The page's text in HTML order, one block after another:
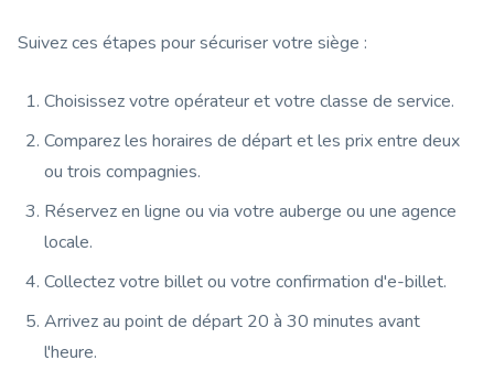
Suivez ces étapes pour sécuriser votre siège :
Choisissez votre opérateur et votre classe de service.
Comparez les horaires de départ et les prix entre deux
ou trois compagnies.
Réservez en ligne ou via votre auberge ou une agence
locale.
Collectez votre billet ou votre confirmation d'e-billet.
Arrivez au point de départ 20 à 30 minutes avant
l'heure.